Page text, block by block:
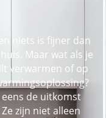
niets is fijner dan
Maar wat als je
verwarmen of op
de uitkomst
zijn niet alleen